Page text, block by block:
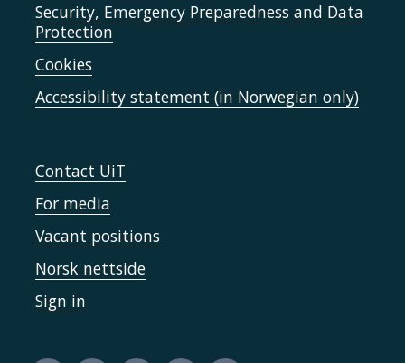
Security, Emergency Preparedness and Data
Protection
Cookies
Accessibility statement (in Norwegian only)
Contact UiT
For media
Vacant positions
Norsk nettside
Sign in